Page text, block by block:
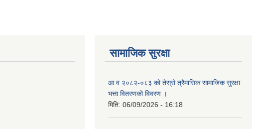
सामाजिक सुरक्षा
आ.व २०८२-०८३ को तेस्रो त्रैमासिक सामाजिक सुरक्षा
भत्ता वितरणको विवरण ।
मिति: 06/09/2026 - 16:18